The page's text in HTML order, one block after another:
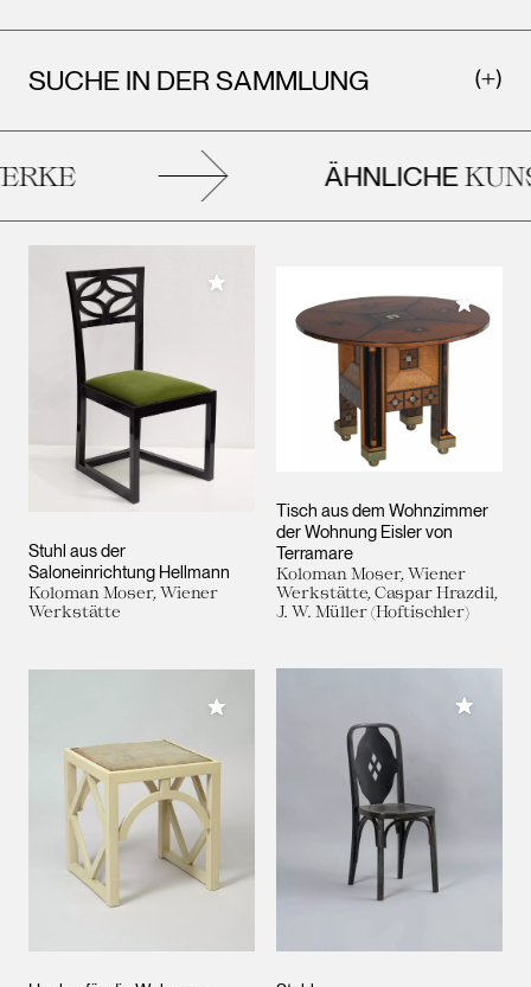
SUCHE IN DER SAMMLUNG
ÄHNLICHE
Stuhl aus der
Saloneinrichtung Hellmann
Koloman Moser, Wiener
Werkstätte
Meiner Sammlung hinzufügen
Tisch aus dem Wohnzimmer
der Wohnung Eisler von
Terramare
Koloman Moser, Wiener
Werkstätte, Caspar Hrazdil,
J. W. Müller (Hoftischler)
Meiner
Meiner Sammlung hinzufügen Meiner